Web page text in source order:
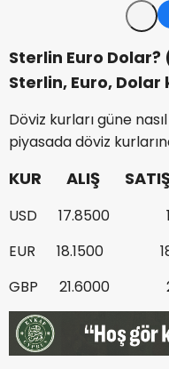
Sterlin Euro Dolar?
Sterlin, Euro, Dolar
Döviz kurları güne
piyasadadöviz
KUR ALIŞ
USD 17.8500
EUR 18.1500
GBP 21.6000